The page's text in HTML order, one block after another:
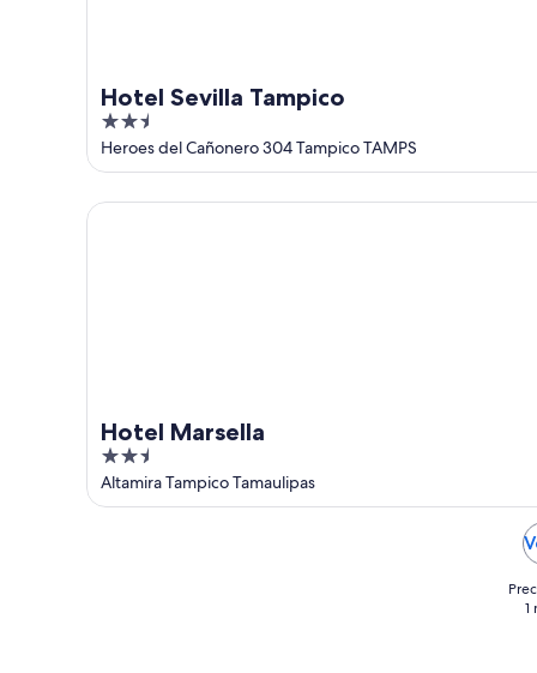
Hotel Sevilla Tampico
2.5
out
of
5
Heroes del Cañonero 304 Tampico TAMPS
Hotel Marsella
2.5
out
of
Altamira Tampico Tamaulipas
Hotel Marsella
1